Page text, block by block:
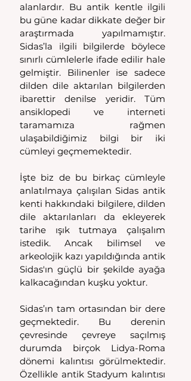
alanlardır. Bu antik kentle ilgili
bu güne kadar dikkate değer bir
araştırmada yapılmamıştır.
Sidas’la ilgili bilgilerde böylece
sınırlı cümlelerle ifade edilir hale
gelmiştir. Bilinenler ise sadece
dilden dile aktarılan bilgilerden
ibarettir denilse yeridir. Tüm
ansiklopedi ve interneti
taramamıza rağmen
ulaşabildiğimiz bilgi bir iki
cümleyi geçmemektedir.
İşte biz de bu birkaç cümleyle
anlatılmaya çalışılan Sidas antik
kenti hakkındaki bilgilere, dilden
dile aktarılanları da ekleyerek
tarihe ışık tutmaya çalışalım
istedik. Ancak bilimsel ve
arkeolojik kazı yapıldığında antik
Sidas'ın güçlü bir şekilde ayağa
kalkacağından kuşku yoktur.
Sidas’ın tam ortasından bir dere
geçmektedir. Bu derenin
çevresinde çevreye saçılmış
durumda birçok Lidya-Roma
dönemi kalıntısı görülmektedir.
Özellikle antik Stadyum kalıntısı